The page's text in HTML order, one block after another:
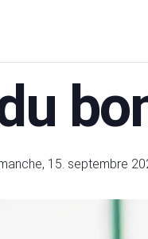
15. septembre